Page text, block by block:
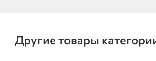
Другие товары